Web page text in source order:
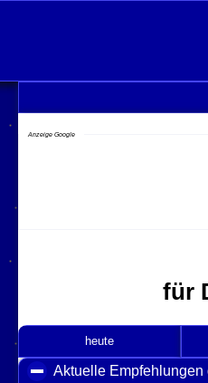
Anzeige Google
für
heute
Aktuelle